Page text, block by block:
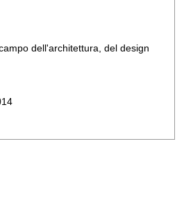
dell'architettura, del design